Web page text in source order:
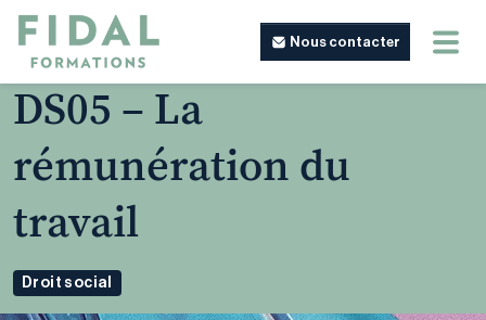
Nous contacter
DS05 – La
rémunération du
travail
Droit social